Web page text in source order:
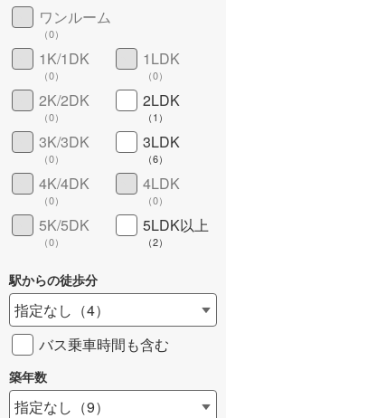
ワンルーム
（0）
1K/1DK
（0）
1LDK
（0）
2K/2DK
（0）
2LDK
（1 ）
3K/3DK
（0）
3LDK
（6）
4K/4DK
（0）
4LDK
（0）
5K/5DK
（0）
5LDK以上
（2）
駅からの徒歩分
指定なし （4）
バス乗車時間も含む
築年数
指定なし （9）
詳しく見る